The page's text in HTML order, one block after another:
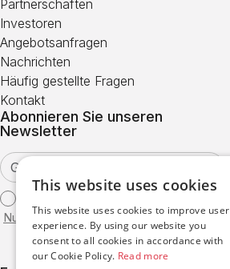
Partnerschaften
Investoren
Angebotsanfragen
Nachrichten
Häufig gestellte Fragen
Kontakt
Abonnieren Sie unseren
Newsletter
Nutzungsbedingungen zu
This website uses cookies
This website uses cookies to improve user
experience. By using our website you
consent to all cookies in accordance with
our Cookie Policy. Read more